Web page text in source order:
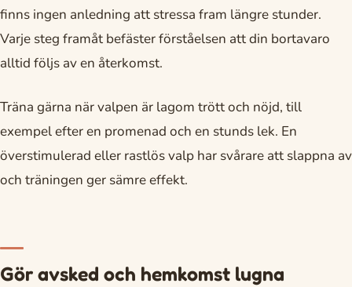
finns ingen anledning att stressa fram längre stunder.
Varje steg framåt befäster förståelsen att din bortavaro
alltid följs av en återkomst.
Träna gärna när valpen är lagom trött och nöjd, till
exempel efter en promenad och en stunds lek. En
överstimulerad eller rastlös valp har svårare att slappna av
och träningen ger sämre effekt.
Gör avsked och hemkomst lugna